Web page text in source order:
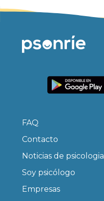
FAQ
Contacto
Noticias de psicologia
Soy psicólogo
Empresas